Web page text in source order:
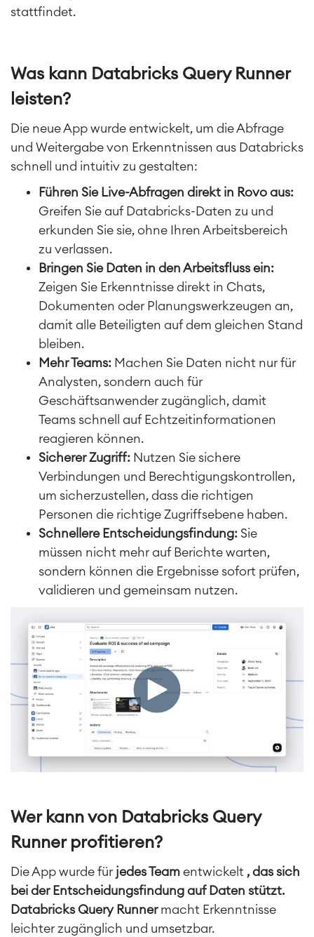
Agile & DevOps
Agile Development
Test Management
Technische Dokumentation
IT Service Management & CMDB
Service Management Journey
Enterprise Service Management
Industrielle Instandhaltung
Project & Work Management
Zeiterfassung, Planung und
Überstunden
stattfindet.
Was kann Databricks Query Runner
leisten?
Die neue App wurde entwickelt, um die Abfrage
und Weitergabe von Erkenntnissen aus Databricks
schnell und intuitiv zu gestalten:
Führen Sie Live-Abfragen direkt in Rovo aus:
Greifen Sie auf Databricks-Daten zu und
erkunden Sie sie, ohne Ihren Arbeitsbereich
zu verlassen.
Bringen Sie Daten in den Arbeitsfluss ein:
Zeigen Sie Erkenntnisse direkt in Chats,
Dokumenten oder Planungswerkzeugen an,
damit alle Beteiligten auf dem gleichen Stand
bleiben.
Mehr Teams: Machen Sie Daten nicht nur für
Analysten, sondern auch für
Geschäftsanwender zugänglich, damit
Teams schnell auf Echtzeitinformationen
reagieren können.
Sicherer Zugriff: Nutzen Sie sichere
Verbindungen und Berechtigungskontrollen,
um sicherzustellen, dass die richtigen
Personen die richtige Zugriffsebene haben.
Schnellere Entscheidungsfindung: Sie
müssen nicht mehr auf Berichte warten,
sondern können die Ergebnisse sofort prüfen,
validieren und gemeinsam nutzen.
Wer kann von Databricks Query
Runner profitieren?
Die App wurde für jedes Team entwickelt , das sich
bei der Entscheidungsfindung auf Daten stützt.
Databricks Query Runnermacht Erkenntnisse
leichter zugänglich und umsetzbar.